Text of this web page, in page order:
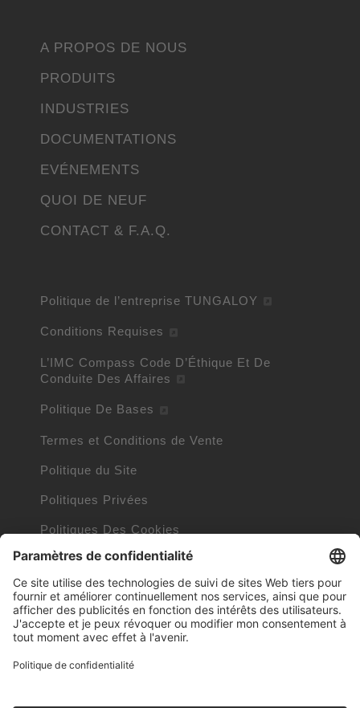
A PROPOS DE NOUS
PRODUITS
INDUSTRIES
DOCUMENTATIONS
EVÉNEMENTS
QUOI DE NEUF
CONTACT & F.A.Q.
Politique de l’entreprise TUNGALOY
Conditions Requises
L’IMC Compass Code D’Éthique Et De
Conduite Des Affaires
Politique De Bases
Termes et Conditions de Vente
Politique du Site
Politiques Privées
Politiques Des Cookies
Informations Cookies
Marques commerciales détenues par d’autres
entreprises